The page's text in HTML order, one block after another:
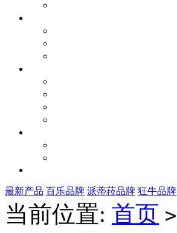
最新产品 百乐品牌 派蒂菈品牌 狂牛品牌
当前位置: 首页 >